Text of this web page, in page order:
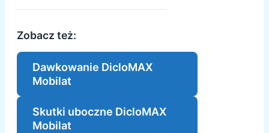
Zobacz też:
Dawkowanie DicloMAX
Mobilat
Skutki uboczne DicloMAX
Mobilat